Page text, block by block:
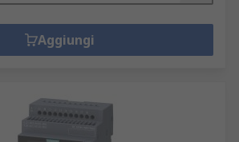
Aggiungi